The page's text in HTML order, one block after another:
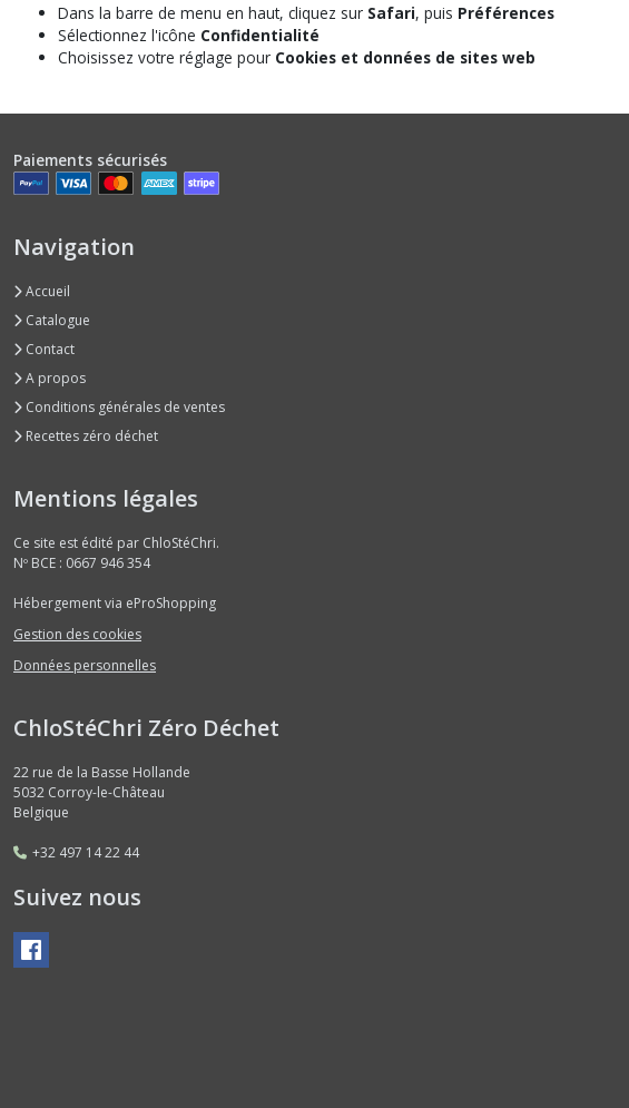
Dans la barre de menu en haut, cliquez sur Safari, puis Préférences
Sélectionnez l'icône Confidentialité
Choisissez votre réglage pour Cookies et données de sites web
Paiements sécurisés
Navigation
Accueil
Catalogue
Contact
A propos
Conditions générales de ventes
Recettes zéro déchet
Mentions légales
Ce site est édité par ChloStéChri.
Nº BCE : 0667 946 354
Hébergement via eProShopping
Gestion des cookies
Données personnelles
ChloStéChri Zéro Déchet
22 rue de la Basse Hollande
5032 Corroy-le-Château
Belgique
+32 497 14 22 44
Suivez nous